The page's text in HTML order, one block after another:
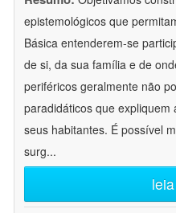
epistemológicos que
Básica entenderem-se
de si, da sua família e de
periféricos geralmente não
paradidáticos que
seus habitantes. É possível
surg...